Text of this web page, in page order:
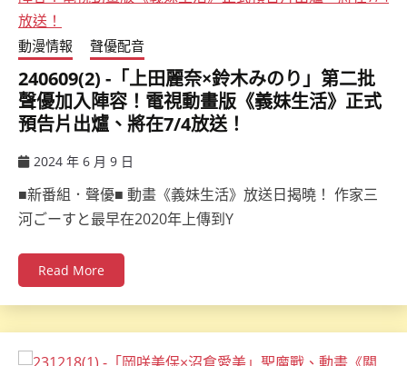
動漫情報 聲優配音
240609(2) -「上田麗奈×鈴木みのり」第二批
聲優加入陣容！電視動畫版《義妹生活》正式
預告片出爐、將在7/4放送！
2024 年 6 月 9 日
■新番組．聲優■ 動畫《義妹生活》放送日揭曉！ 作家三
河ごーすと最早在2020年上傳到Y
Read More